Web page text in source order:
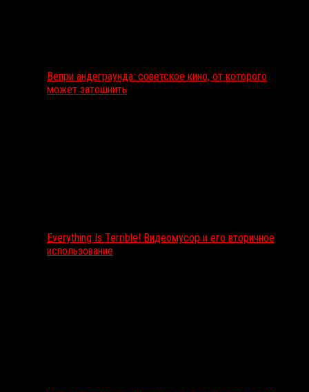
Вепри андеграунда: советское кино, от которого
может затошнить
Everything Is Terrible! Видеомусор и его вторичное
использование